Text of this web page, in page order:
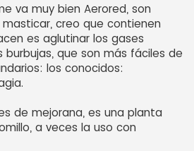
va muy bien Aerored, son
creo que contienen
es aglutinar los gases
burbujas, que son más fáciles de
los conocidos:
de mejorana, es una planta
a veces la uso con